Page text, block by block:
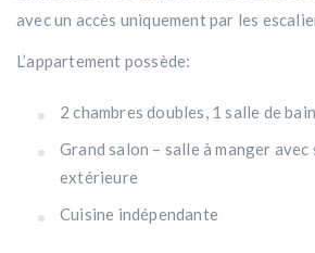
avec un accès uniquement par les
L’appartement possède:
2 chambres doubles, 1 salle de
Grand salon – salle à manger
extérieure
Cuisine indépendante